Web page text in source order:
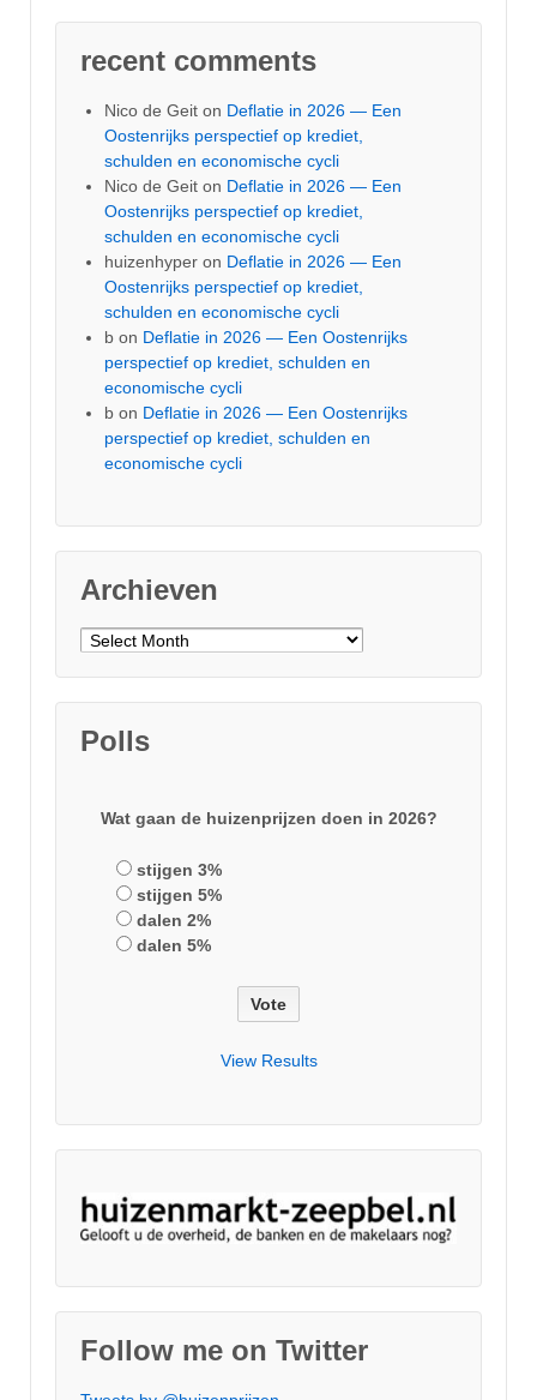
recent comments
Nico de Geit on Deflatie in 2026 — Een
Oostenrijks perspectief op krediet,
schulden en economische cycli
Nico de Geit on Deflatie in 2026 — Een
Oostenrijks perspectief op krediet,
schulden en economische cycli
huizenhyper on Deflatie in 2026 — Een
Oostenrijks perspectief op krediet,
schulden en economische cycli
b on Deflatie in 2026 — Een Oostenrijks
perspectief op krediet, schulden en
economische cycli
b on Deflatie in 2026 — Een Oostenrijks
perspectief op krediet, schulden en
economische cycli
Archieven
Archieven
Polls
Wat gaan de huizenprijzen doen in 2026?
stijgen 3%
stijgen 5%
dalen 2%
dalen 5%
View Results
Follow me on Twitter